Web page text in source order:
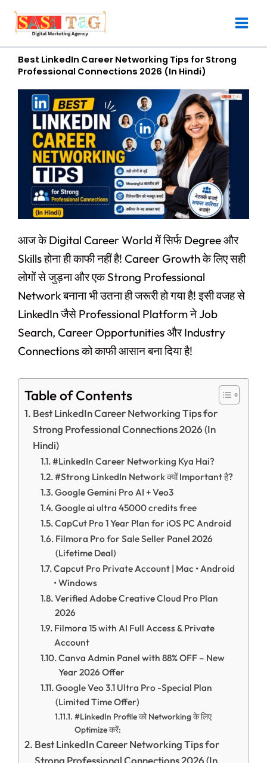
content
Best LinkedIn Career Networking Tips for Strong
Professional Connections 2026 (In Hindi)
आज के Digital Career World में सिर्फ Degree और
Skills होना ही काफी नहीं है! Career Growth के लिए सही
लोगों से जुड़ना और एक Strong Professional
Network बनाना भी उतना ही जरूरी हो गया है! इसी वजह से
LinkedIn जैसे Professional Platform ने Job
Search, Career Opportunities और Industry
Connections को काफी आसान बना दिया है!
Table of Contents
Best LinkedIn Career Networking Tips for
Strong Professional Connections 2026 (In
Hindi)
#LinkedIn Career Networking Kya Hai?
#Strong LinkedIn Network क्यों Important है?
Google Gemini Pro AI + Veo3
Google ai ultra 45000 credits free
CapCut Pro 1 Year Plan for iOS PC Android
Filmora Pro for Sale Seller Panel 2026
(Lifetime Deal)
Capcut Pro Private Account | Mac • Android
• Windows
Verified Adobe Creative Cloud Pro Plan
2026
Filmora 15 with AI Full Access & Private
Account
Canva Admin Panel with 88% OFF – New
Year 2026 Offer
Google Veo 3.1 Ultra Pro -Special Plan
(Limited Time Offer)
#LinkedIn Profile को Networking के लिए
Optimize करें:
Best LinkedIn Career Networking Tips for